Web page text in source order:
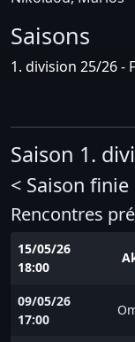
Saisons
1. division 25/26 -
Saison 1.
< Saison finie
Rencontres
15/05/26
18:00
09/05/26
17:00